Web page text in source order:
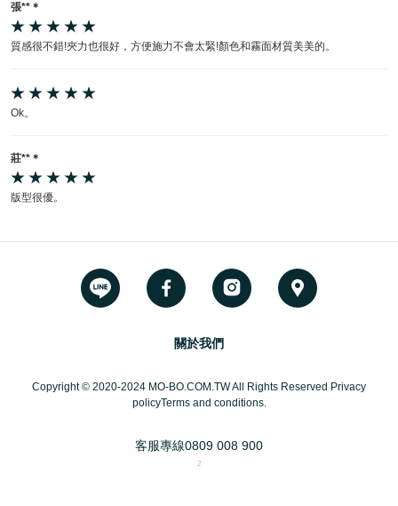
張**＊
質感很不錯!夾力也很好，方便施力不會太緊!顏色和霧面材質美美的。
Ok。
莊**＊
版型很優。
關於我們
Copyright © 2020-2024 MO-BO.COM.TW All Rights Reserved Privacy
policyTerms and conditions.
客服專線0809 008 900
2